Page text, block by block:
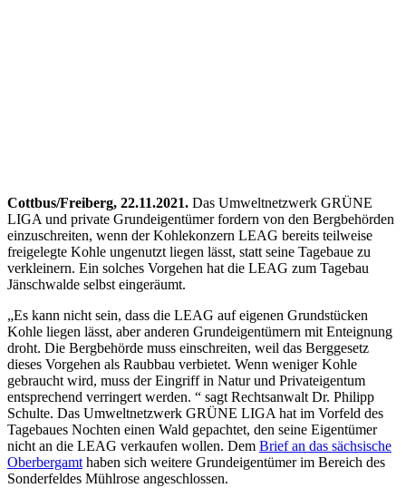
Cottbus/Freiberg, 22.11.2021. Das Umweltnetzwerk GRÜNE
LIGA und private Grundeigentümer fordern von den Bergbehörden
einzuschreiten, wenn der Kohlekonzern LEAG bereits teilweise
freigelegte Kohle ungenutzt liegen lässt, statt seine Tagebaue zu
verkleinern. Ein solches Vorgehen hat die LEAG zum Tagebau
Jänschwalde selbst eingeräumt.
„Es kann nicht sein, dass die LEAG auf eigenen Grundstücken
Kohle liegen lässt, aber anderen Grundeigentümern mit Enteignung
droht. Die Bergbehörde muss einschreiten, weil das Berggesetz
dieses Vorgehen als Raubbau verbietet. Wenn weniger Kohle
gebraucht wird, muss der Eingriff in Natur und Privateigentum
entsprechend verringert werden. “ sagt Rechtsanwalt Dr. Philipp
Schulte. Das Umweltnetzwerk GRÜNE LIGA hat im Vorfeld des
Tagebaues Nochten einen Wald gepachtet, den seine Eigentümer
nicht an die LEAG verkaufen wollen. Dem Brief an das sächsische
Oberbergamt haben sich weitere Grundeigentümer im Bereich des
Sonderfeldes Mühlrose angeschlossen.